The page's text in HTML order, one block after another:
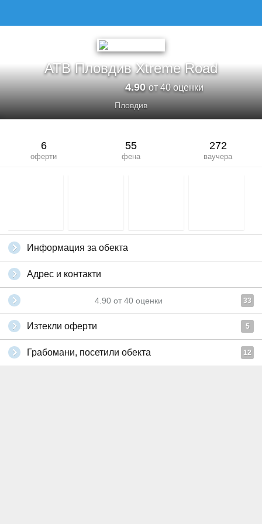
АТВ Пловдив Xtreme Road
4.90от 40 оценки
Пловдив
6
оферти
55
фена
272
ваучера
Информация за обекта
Адрес и контакти
4.90 от 40 оценки 33
Изтекли оферти 5
Грабомани, посетили обекта 12